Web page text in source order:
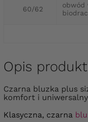
60/62 obwód
Opis
Czarna bluzka plus size na grubych ramiączkach –
komfort i
Klasyczna, czarna